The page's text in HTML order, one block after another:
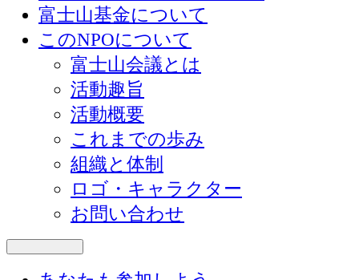
富士山基金について
このNPOについて
富士山会議とは
活動趣旨
活動概要
これまでの歩み
組織と体制
ロゴ・キャラクター
お問い合わせ